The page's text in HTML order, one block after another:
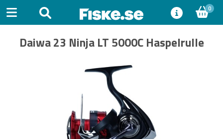
0
Daiwa 23 Ninja LT 5000C Haspelrulle